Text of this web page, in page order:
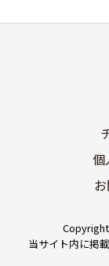
当サイト内に掲